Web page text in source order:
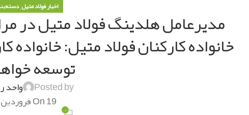
اخبار فولاد متیل,
مدیرعامل هلدینگ فولاد متیل در
خانواده کارکنان فولاد متیل:
توسعه
Posted by واحد
On 19 فروردین 1401 ۰